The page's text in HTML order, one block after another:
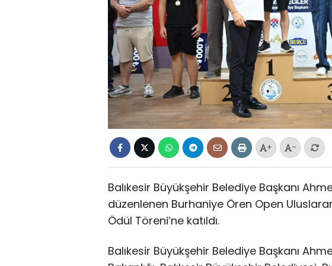
+ -
Balıkesir Büyükşehir Belediye Başkanı
düzenlenen Burhaniye Ören Open
Ödül Töreni’ne katıldı.
Balıkesir Büyükşehir Belediye Başkanı